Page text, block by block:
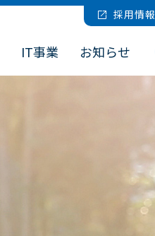
採用情報
IT事業 お知らせ